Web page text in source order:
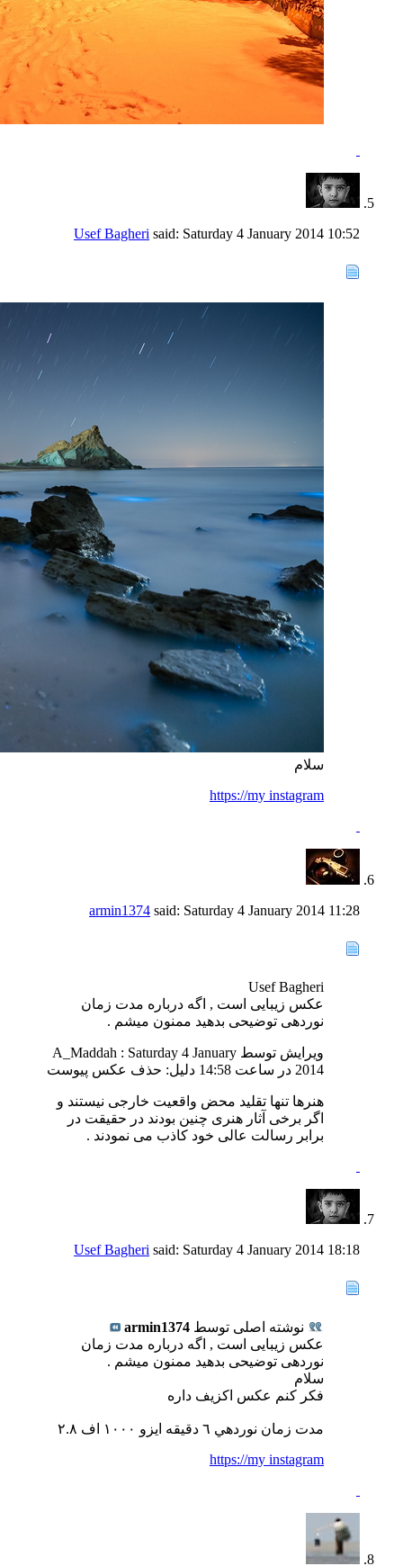
Usef Bagheri said: Saturday 4 January 2014 10:52
سلام
https://my instagram
armin1374 said: Saturday 4 January 2014 11:28
Usef Bagheri
عکس زیبایی است , اگه درباره مدت زمان
نوردهی توضیحی بدهید ممنون میشم .
ویرایش توسط A_Maddah : Saturday 4 January
2014 در ساعت
14:58 دلیل: حذف عکس پیوست
هنرها تنها تقلید محض واقعیت خارجی نیستند و
اگر برخی آثار هنری چنین بودند در حقیقت در
برابر رسالت عالی خود کاذب می نمودند .
Usef Bagheri said: Saturday 4 January 2014 18:18
نوشته اصلی توسط armin1374
عکس زیبایی است , اگه درباره مدت زمان
نوردهی توضیحی بدهید ممنون میشم .
سلام
فكر كنم عكس اكزيف داره
مدت زمان نوردهي ٦ دقيقه ايزو ١٠٠٠ اف ٢.٨
https://my instagram